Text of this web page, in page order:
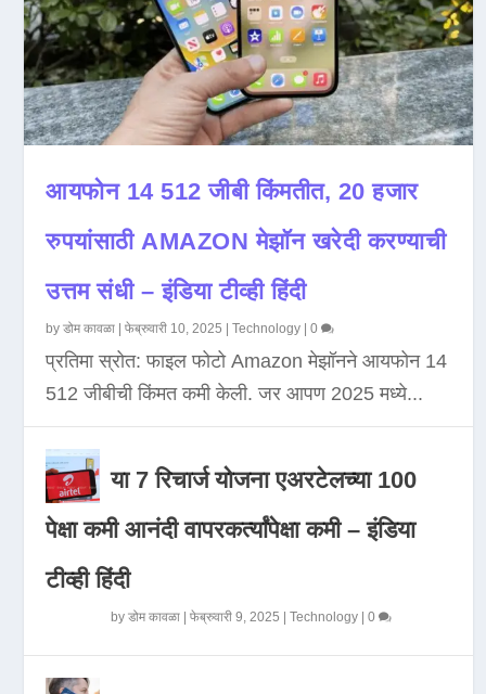
आयफोन 14 512 जीबी किंमतीत, 20 हजार
रुपयांसाठी AMAZON मेझॉन खरेदी करण्याची
उत्तम संधी – इंडिया टीव्ही हिंदी
byडोम कावळा |फेब्रुवारी 10, 2025 |Technology |0
प्रतिमा स्रोत: फाइल फोटो Amazon मेझॉनने आयफोन 14
512 जीबीची किंमत कमी केली. जर आपण 2025 मध्ये...
या 7 रिचार्ज योजना एअरटेलच्या 100
पेक्षा कमी आनंदी वापरकर्त्यांपेक्षा कमी – इंडिया
टीव्ही हिंदी
byडोम कावळा |फेब्रुवारी 9, 2025 |Technology |0